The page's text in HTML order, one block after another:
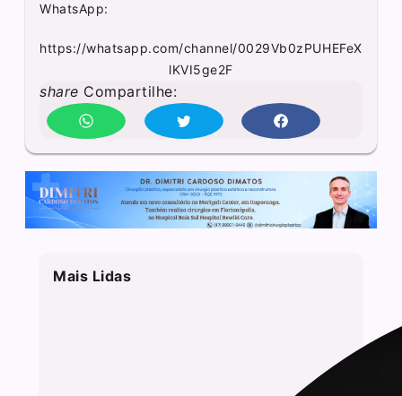
WhatsApp:
https://whatsapp.com/channel/0029Vb0zPUHEFeX
lKVI5ge2F
share Compartilhe:
Mais Lidas